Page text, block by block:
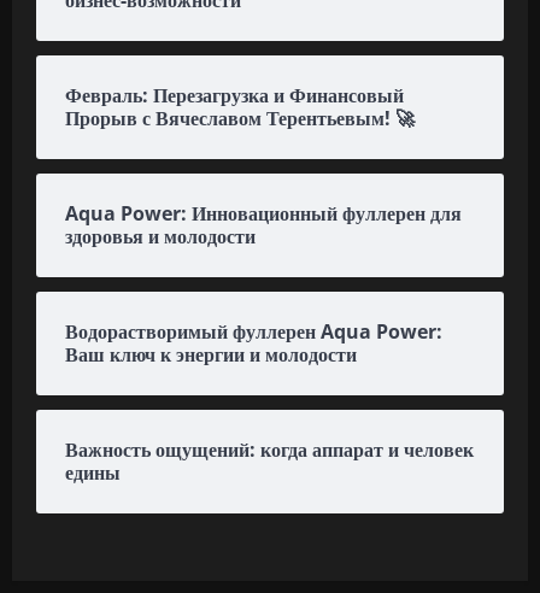
Февраль: Перезагрузка и Финансовый
Прорыв с Вячеславом Терентьевым! 🚀
Aqua Power: Инновационный фуллерен для
здоровья и молодости
Водорастворимый фуллерен Aqua Power:
Ваш ключ к энергии и молодости
Важность ощущений: когда аппарат и человек
едины